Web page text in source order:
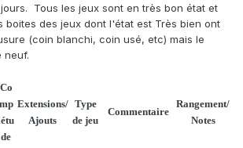
Tous les jeux sont en très bon état et
boites des jeux dont l'état est Très bien ont
(coin blanchi, coin usé, etc) mais le
neuf.
Co
mp
de
Extensions/
Ajouts
Type
de jeu
Commentaire
Rangement/
Notes